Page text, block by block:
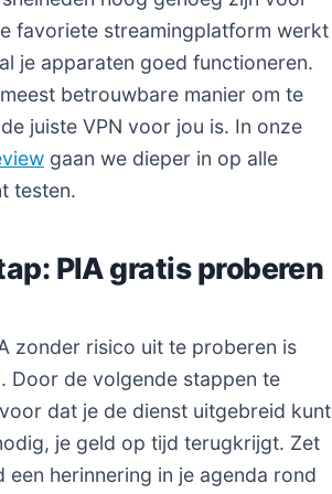
favoriete streamingplatform werkt
je apparaten goed functioneren.
betrouwbare manier om te
juiste VPN voor jou is. In onze
gaan we dieper in op alle
testen.
PIA gratis proberen
zonder risico uit te proberen is
Door de volgende stappen te
dat je de dienst uitgebreid kunt
je geld op tijd terugkrijgt. Zet
herinnering in je agenda rond